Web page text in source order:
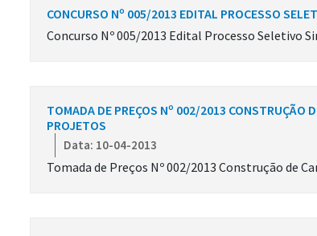
CONCURSO Nº 005/2013 EDITAL PROCESSO
Concurso Nº 005/2013 Edital Processo Seletivo
TOMADA DE PREÇOS Nº 002/2013 CONSTRUÇÃO
PROJETOS
Data: 10-04-2013
Tomada de Preços Nº 002/2013 Construção de